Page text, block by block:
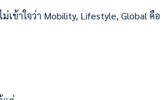
เข้าใจว่า Mobility, Lifestyle, Global คือ